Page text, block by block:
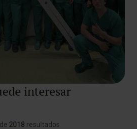
interesar
de 2018 resultados